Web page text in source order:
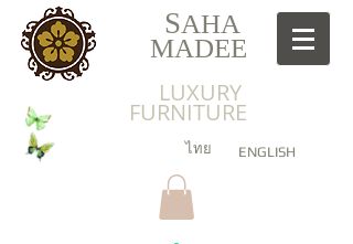
SAHA
MADEE
LUXURY
FURNITURE
ไทย ENGLISH